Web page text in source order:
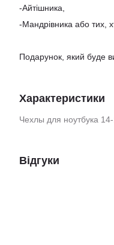
-Айтішника,
-Мандрівника або тих,
Подарунок, який буде
Характеристики
Чехлы для ноутбука
Відгуки